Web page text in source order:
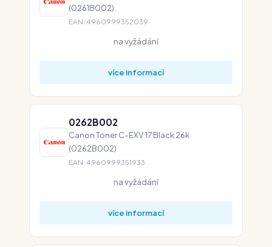
(0261B002)
EAN: 4960999352039
na vyžádání
více informací
0262B002
Canon Toner C-EXV 17 Black 26k
(0262B002)
EAN: 4960999351933
na vyžádání
více informací